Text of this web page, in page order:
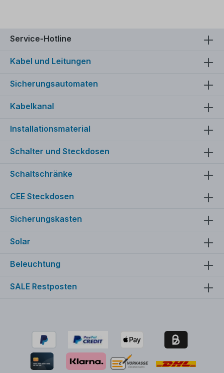
Service-Hotline
Kabel und Leitungen
Sicherungsautomaten
Kabelkanal
Installationsmaterial
Schalter und Steckdosen
Schaltschränke
CEE Steckdosen
Sicherungskasten
Solar
Beleuchtung
SALE Restposten